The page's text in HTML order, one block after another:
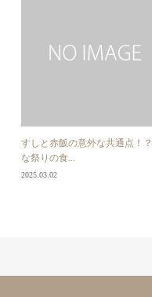
すしと赤飯の意外な共通点！
な祭りの食...
2025.03.02